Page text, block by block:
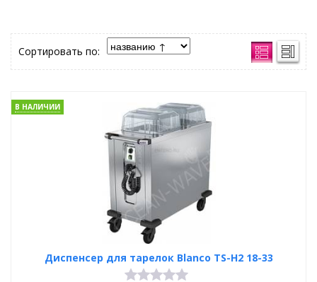
Сортировать по:
Диспенсер для тарелок Blanco TS-H2 18-33
В НАЛИЧИИ